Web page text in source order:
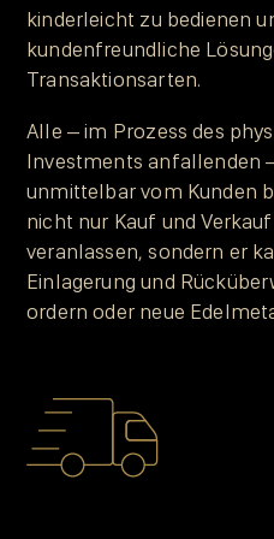
kinderleicht zu bedienen
kundenfreundliche
Transaktionsarten.
Alle – im Prozess des
Investments anfallenden
unmittelbar vom Kunden
nicht nur Kauf und
veranlassen, sondern er
Einlagerung und
ordern oder neue